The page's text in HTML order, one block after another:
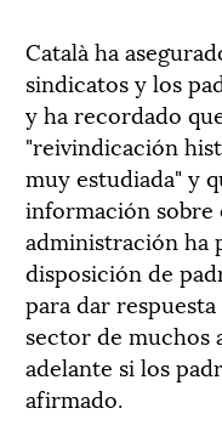
Català ha
sindicatos y los
y ha recordado
"reivindicación
muy estudiada" y
información sobre
administración ha
disposición de
para dar
sector de muchos
adelante si los
afirmado.